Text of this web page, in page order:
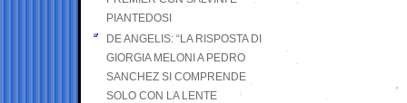
PIANTEDOSI
DE ANGELIS: “LA RISPOSTA DI
GIORGIA MELONI A PEDRO
SANCHEZ SI COMPRENDE
SOLO CON LA LENTE